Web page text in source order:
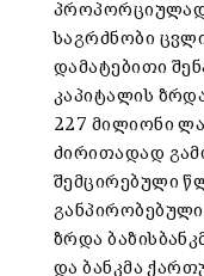
პროპორციულად
საგრძნობი
დამატებითი
კაპიტალის
227 მილიონი
ძირითადად
შემცირებული
ზრდა
და ბანკმა